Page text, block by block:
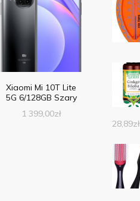
Xiaomi Mi 10T Lite
5G 6/128GB Szary
1 399,00zł
28,89zł